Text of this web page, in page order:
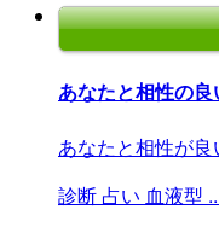
あなたと相性の
あなたと相性が
診断 占い 血液型